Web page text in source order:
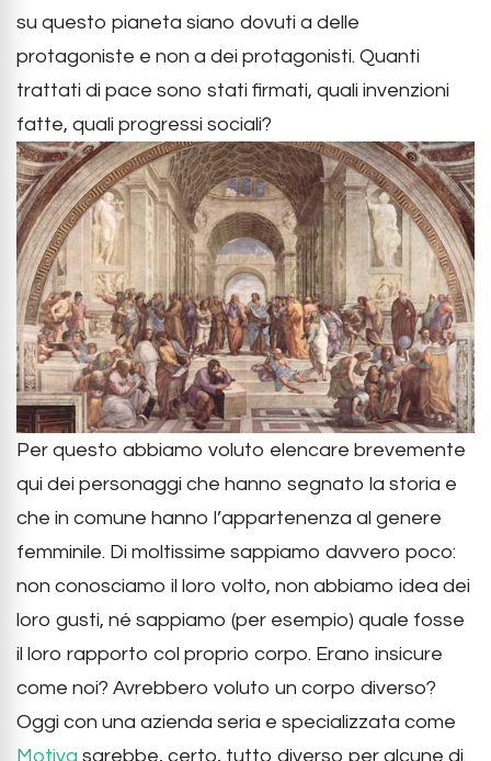
su questo pianeta siano dovuti a delle
protagoniste e non a dei protagonisti. Quanti
trattati di pace sono stati firmati, quali invenzioni
fatte, quali progressi sociali?
Per questo abbiamo voluto elencare brevemente
qui dei personaggi che hanno segnato la storia e
che in comune hanno l’appartenenza al genere
femminile. Di moltissime sappiamo davvero poco:
non conosciamo il loro volto, non abbiamo idea dei
loro gusti, né sappiamo (per esempio) quale fosse
il loro rapporto col proprio corpo. Erano insicure
come noi? Avrebbero voluto un corpo diverso?
Oggi con una azienda seria e specializzata come
Motiva sarebbe, certo, tutto diverso per alcune di